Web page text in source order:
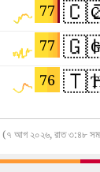
77
77
76
(৭ আগ ২০২৬, রাত ৩:৪৮